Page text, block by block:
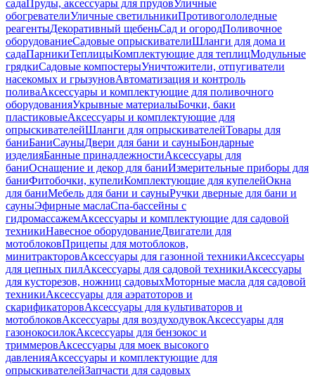
садаПруды, аксессуары для прудовУличные
обогревателиУличные светильникиПротивогололедные
реагентыДекоративный щебеньСад и огородПоливочное
оборудованиеСадовые опрыскивателиШланги для дома и
садаПарникиТеплицыКомплектующие для теплицМодульные
грядкиСадовые компостерыУничтожители, отпугиватели
насекомых и грызуновАвтоматизация и контроль
поливаАксессуары и комплектующие для поливочного
оборудованияУкрывные материалыБочки, баки
пластиковыеАксессуары и комплектующие для
опрыскивателейШланги для опрыскивателейТовары для
баниБаниСауныДвери для бани и сауныБондарные
изделияБанные принадлежностиАксессуары для
баниОснащение и декор для баниИзмерительные приборы для
баниФитобочки, купелиКомплектующие для купелейОкна
для баниМебель для бани и сауныРучки дверные для бани и
сауныЭфирные маслаСпа-бассейны с
гидромассажемАксессуары и комплектующие для садовой
техникиНавесное оборудованиеДвигатели для
мотоблоковПрицепы для мотоблоков,
минитракторовАксессуары для газонной техникиАксессуары
для цепных пилАксессуары для садовой техникиАксессуары
для кусторезов, ножниц садовыхМоторные масла для садовой
техникиАксессуары для аэратоторов и
скарификаторовАксессуары для культиваторов и
мотоблоковАксессуары для воздуходувокАксессуары для
газонокосилокАксессуары для бензокос и
триммеровАксессуары для моек высокого
давленияАксессуары и комплектующие для
опрыскивателейЗапчасти для садовых